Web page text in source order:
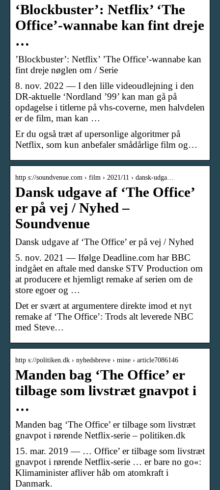
‘Blockbuster’: Netflix’ ‘The
Office’-wannabe kan fint dreje
…
’Blockbuster’: Netflix’ ’The Office’-wannabe kan
fint dreje nøglen om / Serie
8. nov. 2022 — I den lille videoudlejning i den
DR-aktuelle ‘Nordland ’99’ kan man gå på
opdagelse i titlerne på vhs-coverne, men halvdelen
er de film, man kan …
Er du også træt af upersonlige algoritmer på
Netflix, som kun anbefaler smådårlige film og…
http s://soundvenue.com › film › 2021/11 › dansk-udga…
Dansk udgave af ‘The Office’
er på vej / Nyhed –
Soundvenue
Dansk udgave af ‘The Office’ er på vej / Nyhed
5. nov. 2021 — Ifølge Deadline.com har BBC
indgået en aftale med danske STV Production om
at producere et hjemligt remake af serien om de
store egoer og …
Det er svært at argumentere direkte imod et nyt
remake af ‘The Office’: Trods alt leverede NBC
med Steve…
http s://politiken.dk › nyhedsbreve › mine › article7086146
Manden bag ‘The Office’ er
tilbage som livstræt gnavpot i
…
Manden bag ‘The Office’ er tilbage som livstræt
gnavpot i rørende Netflix-serie – politiken.dk
15. mar. 2019 — … Office’ er tilbage som livstræt
gnavpot i rørende Netflix-serie … er bare no go«:
Klimaminister afliver håb om atomkraft i
Danmark.